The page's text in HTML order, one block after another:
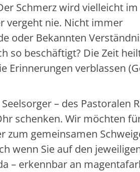
Schmerz wird vielleicht im
vergeht nie. Nicht immer
oder Bekannten
so beschäftigt? Die Zeit
Erinnerungen verblassen
– des Pastoralen
schenken. Wir möchten
zum gemeinsamen
wenn Sie auf den
– erkennbar an